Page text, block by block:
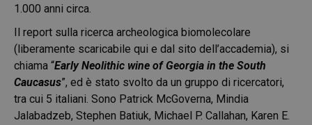
1.000 anni circa.
Il report sulla ricerca archeologica biomolecolare
( liberamente scaricabile qui e dal sito dell’accademia), si
chiama “Early Neolithic wine of Georgia in the South
Caucasus”, ed è stato svolto da un gruppo di ricercatori,
tra cui 5 italiani. Sono Patrick McGoverna, Mindia
Jalabadzeb, Stephen Batiuk, Michael P. Callahan, Karen E.